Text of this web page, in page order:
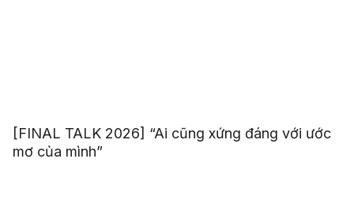
[FINAL TALK 2026] “Ai cũng xứng đáng với ước
mơ của mình”